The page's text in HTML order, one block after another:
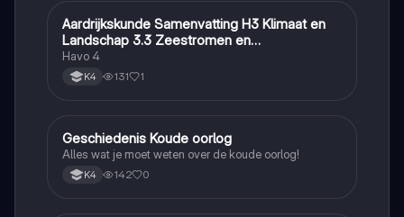
Aardrijkskunde
Aardrijkskunde Samenvatting H3 Klimaat en
Landschap 3.3 Zeestromen en
Klimaatgebieden • BuiteNLand
Havo 4
K4 131 1
Geschiedenis
Geschiedenis Koude oorlog
Alles wat je moet weten over de koude oorlog!
K4 142 0